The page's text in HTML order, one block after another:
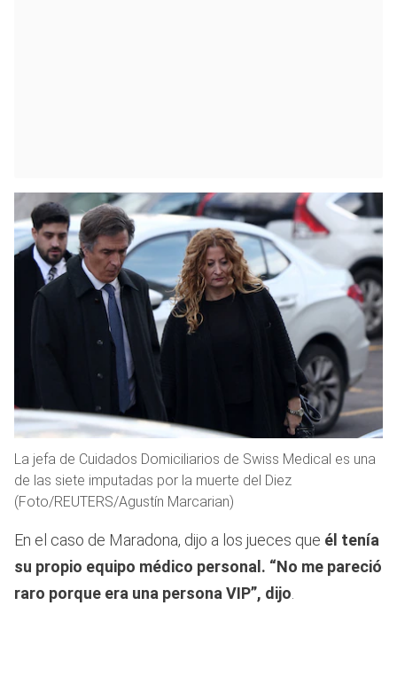
La jefa de Cuidados Domiciliarios de Swiss Medical es una
de las siete imputadas por la muerte del Diez
(Foto/REUTERS/Agustín Marcarian)
En el caso de Maradona, dijo a los jueces que él tenía
su propio equipo médico personal. “No me pareció
raro porque era una persona VIP”, dijo